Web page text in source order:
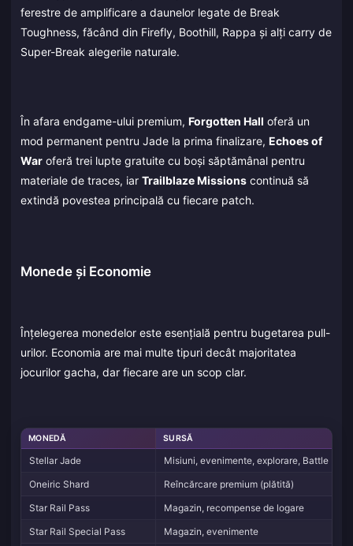
ferestre de amplificare a daunelor legate de Break
Toughness, făcând din Firefly, Boothill, Rappa și alți carry de
Super-Break alegerile naturale.
În afara endgame-ului premium, Forgotten Hall oferă un
mod permanent pentru Jade la prima finalizare, Echoes of
War oferă trei lupte gratuite cu boși săptămânal pentru
materiale de traces, iar Trailblaze Missions continuă să
extindă povestea principală cu fiecare patch.
Monede și Economie
Înțelegerea monedelor este esențială pentru bugetarea pull-
urilor. Economia are mai multe tipuri decât majoritatea
jocurilor gacha, dar fiecare are un scop clar.
MONEDĂ SURSĂ
Stellar Jade
Misiuni, evenimente, explorare, Battle
Oneiric Shard
Reîncărcare premium (plătită)
Star Rail Pass
Magazin, recompense de logare
Star Rail Special Pass
Magazin, evenimente